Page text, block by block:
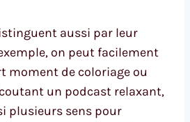
aussi par leur
on peut facilement
moment de coloriage ou
un podcast relaxant,
plusieurs sens pour